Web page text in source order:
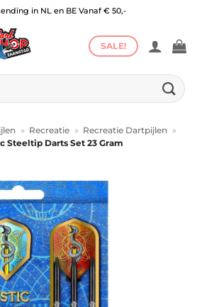
in NL en BE Vanaf € 50,-
SALE!
» Recreatie » Recreatie Dartpijlen
»
Steeltip Darts Set 23 Gram